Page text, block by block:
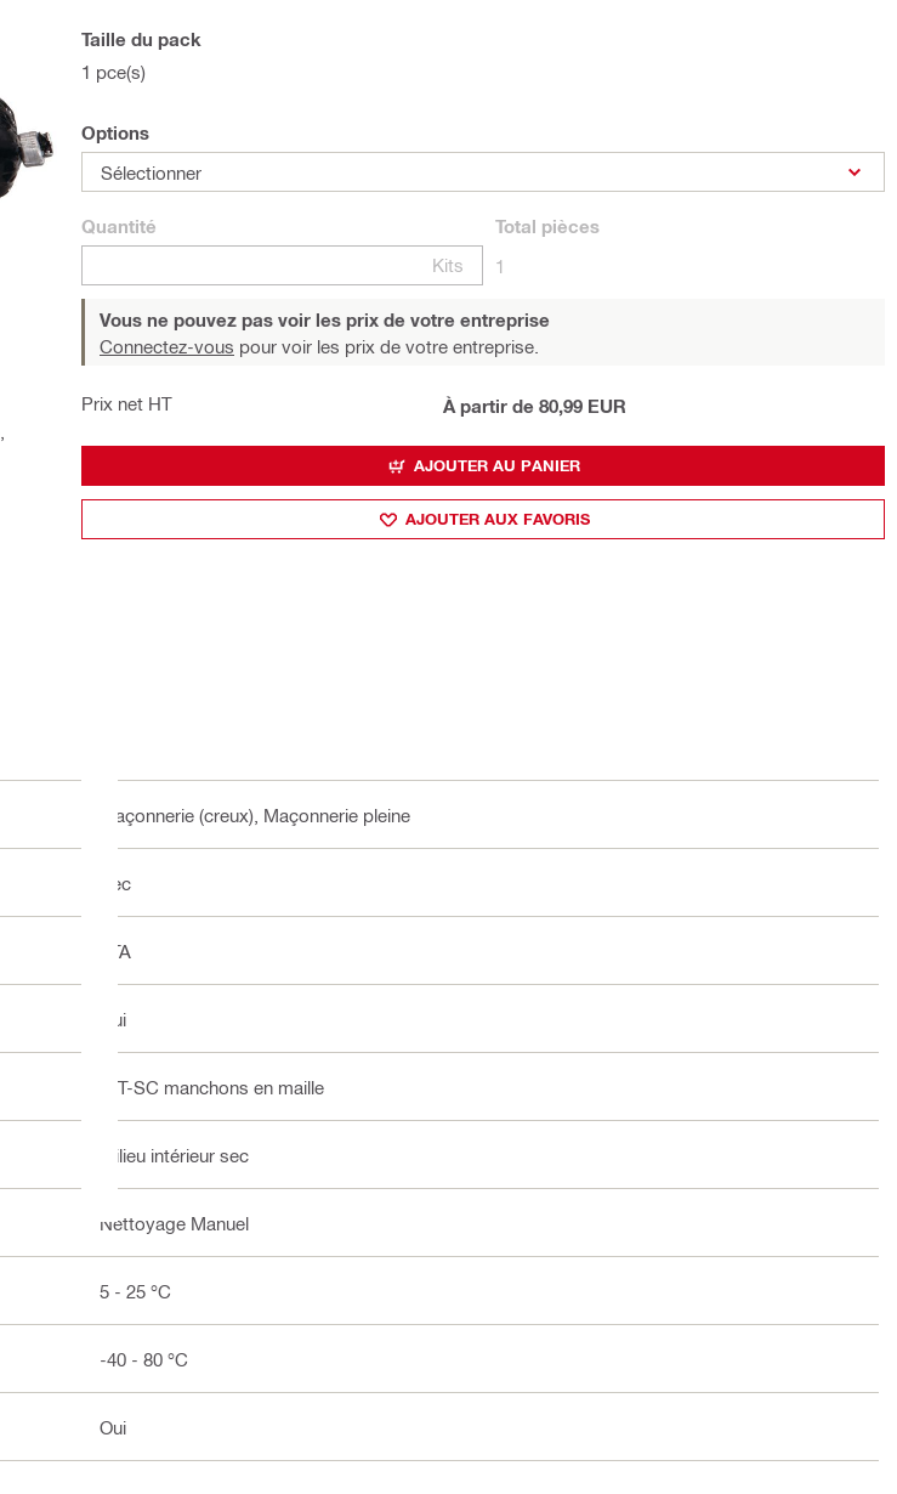
Taille du pack
1 pce(s)
Options
Sélectionner
Quantité
Kits
Total pièces
1
Vous ne pouvez pas voir les prix de votre entreprise
Connectez-vous pour voir les prix de votre entreprise.
Prix net HT À partir de 80,99 EUR
AJOUTER AU PANIER
AJOUTER AUX FAVORIS
Maçonnerie (creux), Maçonnerie pleine
Sec
ETA
Oui
HIT-SC manchons en maille
milieu intérieur sec
Nettoyage Manuel
5 - 25 °C
-40 - 80 °C
Oui